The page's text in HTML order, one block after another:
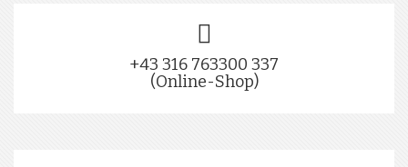
+43 316 763300 337
(Online-Shop)